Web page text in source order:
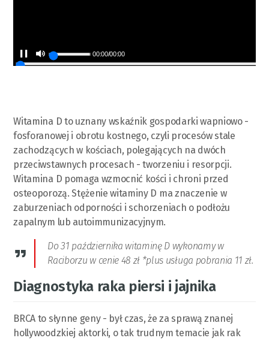
00:00/00:00
Witamina D to uznany wskaźnik gospodarki wapniowo -
fosforanowej i obrotu kostnego, czyli procesów stale
zachodzących w kościach, polegających na dwóch
przeciwstawnych procesach - tworzeniu i resorpcji.
Witamina D pomaga wzmocnić kości i chroni przed
osteoporozą. Stężenie witaminy D ma znaczenie w
zaburzeniach odporności i schorzeniach o podłożu
zapalnym lub autoimmunizacyjnym.
Do 31 października witaminę D wykonamy w
Raciborzu w cenie 48 zł *plus usługa pobrania 11 zł.
Diagnostyka raka piersi i jajnika
BRCA to słynne geny - był czas, że za sprawą znanej
hollywoodzkiej aktorki, o tak trudnym temacie jak rak